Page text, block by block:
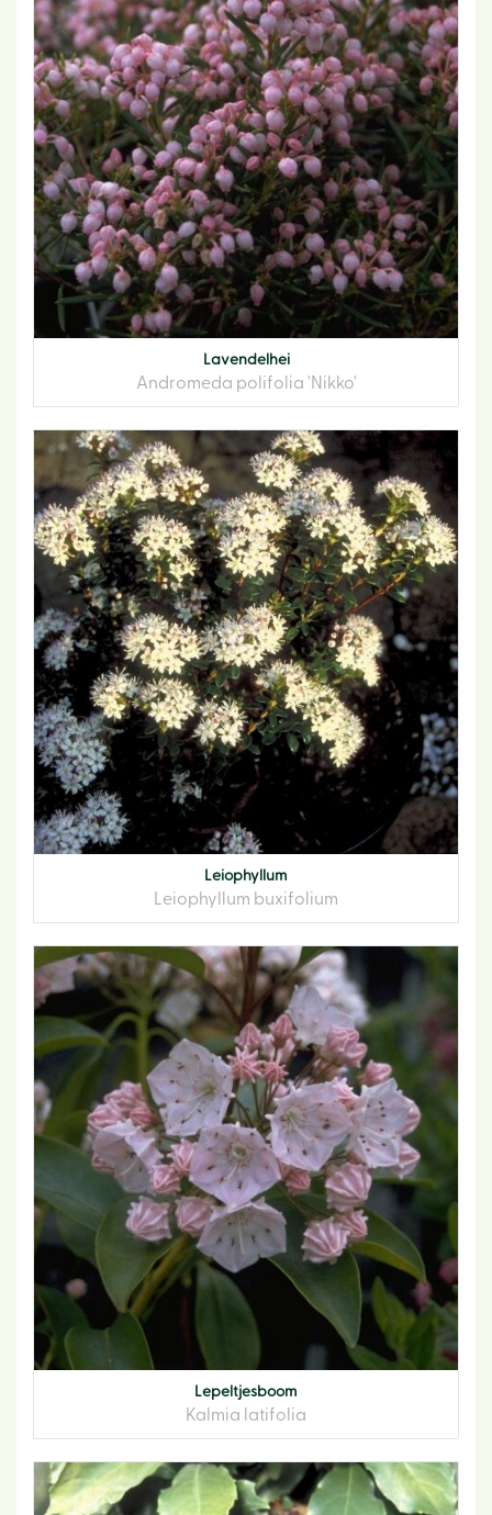
Lavendelhei
Andromeda polifolia 'Nikko'
Leiophyllum
Leiophyllum buxifolium
Lepeltjesboom
Kalmia latifolia